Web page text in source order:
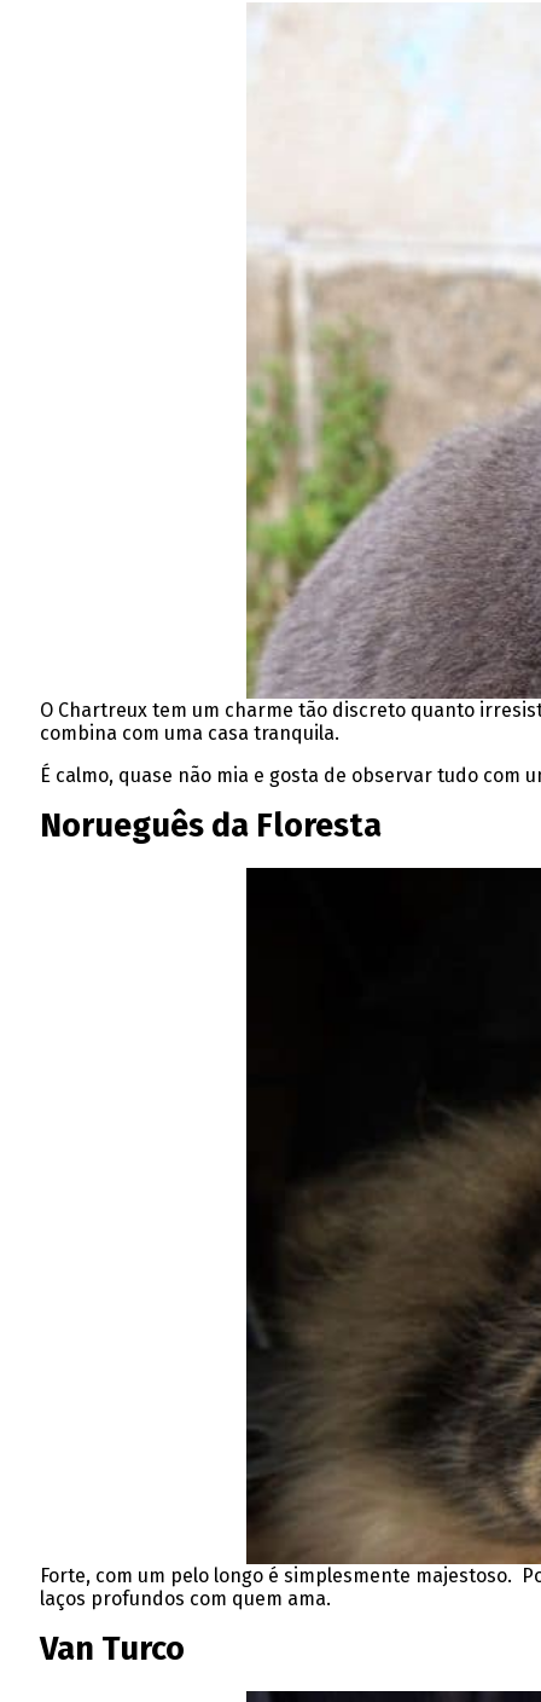
O Chartreux tem um charme tão discreto quanto
combina com uma casa tranquila.
É calmo, quase não mia e gosta de observar tudo com
Norueguês da Floresta
Forte, com um pelo longo é simplesmente majestoso.
laços profundos com quem ama.
Van Turco